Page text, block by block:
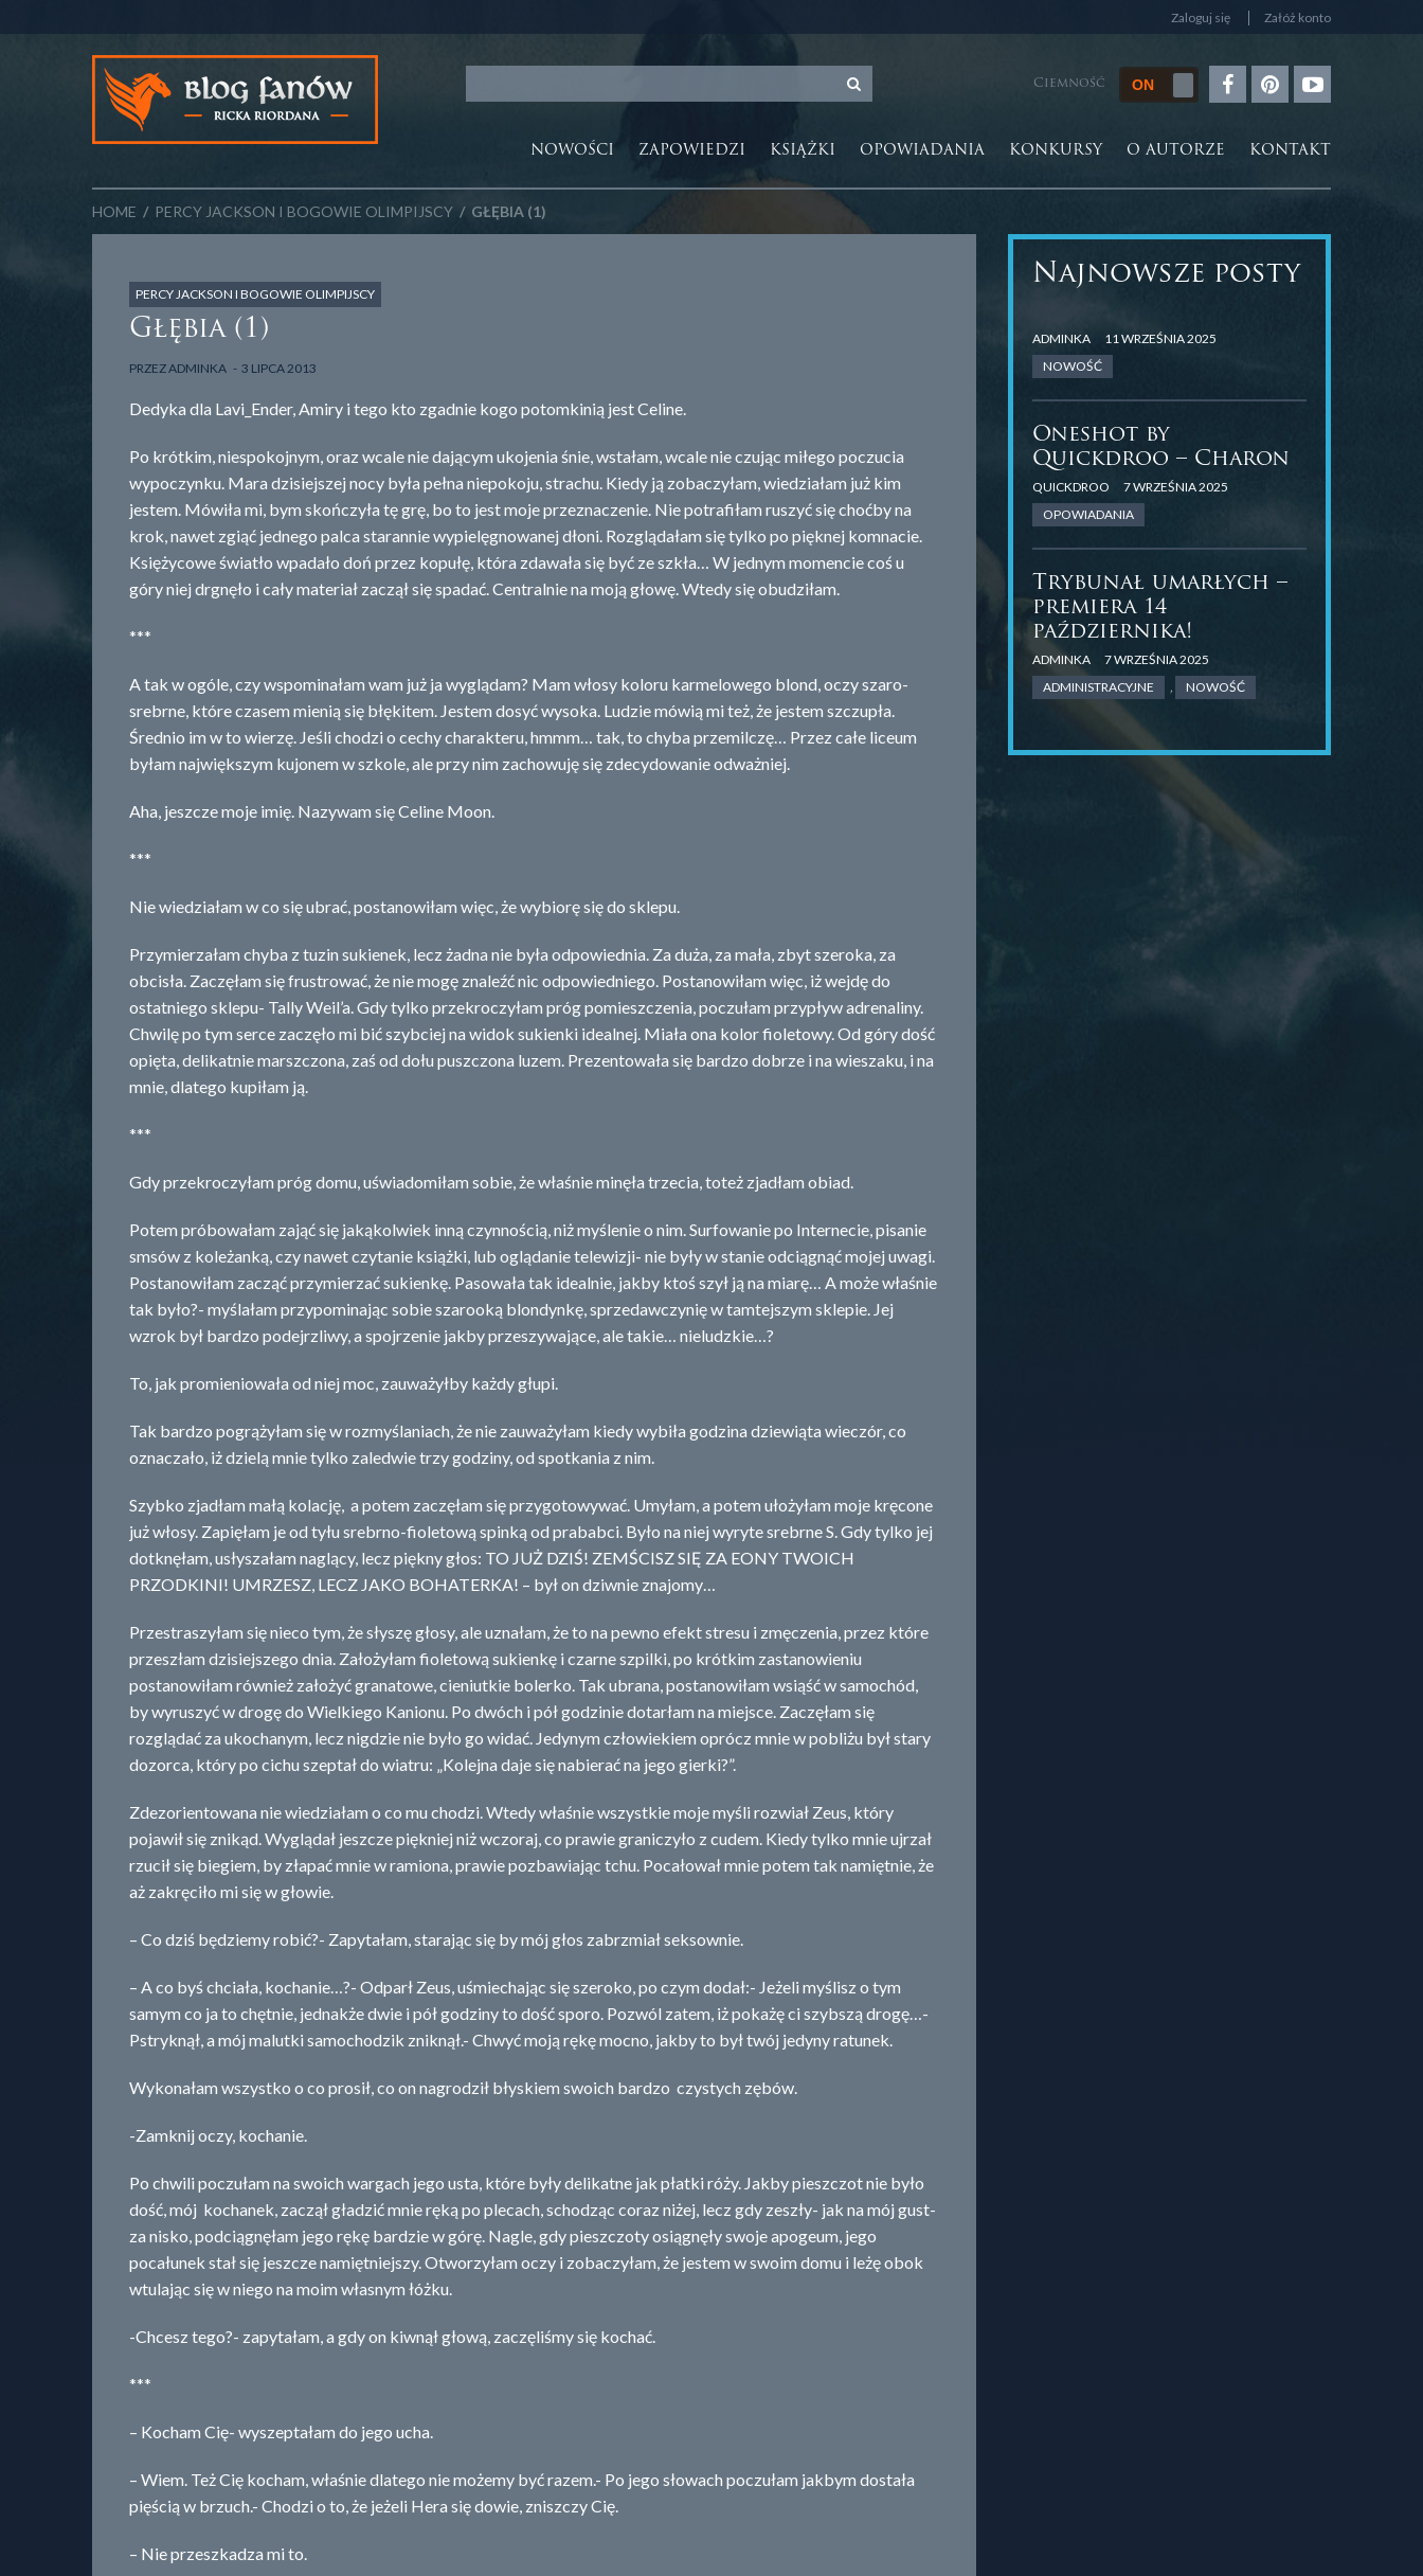
Zaloguj się Załóż konto
Ciemność
NOWOŚCI ZAPOWIEDZI KSIĄŻKI OPOWIADANIA KONKURSY O AUTORZE KONTAKT
HOME / PERCY JACKSON I BOGOWIE OLIMPIJSCY / GŁĘBIA (1)
PERCY JACKSON I BOGOWIE OLIMPIJSCY
Głębia (1)
PRZEZADMINKA 3 LIPCA 2013
Dedyka dla Lavi_Ender, Amiry i tego kto zgadnie kogo potomkinią jest Celine.
Po krótkim, niespokojnym, oraz wcale nie dającym ukojenia śnie, wstałam, wcale nie czując miłego poczucia
wypoczynku. Mara dzisiejszej nocy była pełna niepokoju, strachu. Kiedy ją zobaczyłam, wiedziałam już kim
jestem. Mówiła mi, bym skończyła tę grę, bo to jest moje przeznaczenie. Nie potrafiłam ruszyć się choćby na
krok, nawet zgiąć jednego palca starannie wypielęgnowanej dłoni. Rozglądałam się tylko po pięknej komnacie.
Księżycowe światło wpadało doń przez kopułę, która zdawała się być ze szkła… W jednym momencie coś u
góry niej drgnęło i cały materiał zaczął się spadać. Centralnie na moją głowę. Wtedy się obudziłam.
***
A tak w ogóle, czy wspominałam wam już ja wyglądam? Mam włosy koloru karmelowego blond, oczy szaro-
srebrne, które czasem mienią się błękitem. Jestem dosyć wysoka. Ludzie mówią mi też, że jestem szczupła.
Średnio im w to wierzę. Jeśli chodzi o cechy charakteru, hmmm… tak, to chyba przemilczę… Przez całe liceum
byłam największym kujonem w szkole, ale przy nim zachowuję się zdecydowanie odważniej.
Aha, jeszcze moje imię. Nazywam się Celine Moon.
***
Nie wiedziałam w co się ubrać, postanowiłam więc, że wybiorę się do sklepu.
Przymierzałam chyba z tuzin sukienek, lecz żadna nie była odpowiednia. Za duża, za mała, zbyt szeroka, za
obcisła. Zaczęłam się frustrować, że nie mogę znaleźć nic odpowiedniego. Postanowiłam więc, iż wejdę do
ostatniego sklepu- Tally Weil’a. Gdy tylko przekroczyłam próg pomieszczenia, poczułam przypływ adrenaliny.
Chwilę po tym serce zaczęło mi bić szybciej na widok sukienki idealnej. Miała ona kolor fioletowy. Od góry dość
opięta, delikatnie marszczona, zaś od dołu puszczona luzem. Prezentowała się bardzo dobrze i na wieszaku, i na
mnie, dlatego kupiłam ją.
***
Gdy przekroczyłam próg domu, uświadomiłam sobie, że właśnie minęła trzecia, toteż zjadłam obiad.
Potem próbowałam zająć się jakąkolwiek inną czynnością, niż myślenie o nim. Surfowanie po Internecie, pisanie
smsów z koleżanką, czy nawet czytanie książki, lub oglądanie telewizji- nie były w stanie odciągnąć mojej uwagi.
Postanowiłam zacząć przymierzać sukienkę. Pasowała tak idealnie, jakby ktoś szył ją na miarę… A może właśnie
tak było?- myślałam przypominając sobie szarooką blondynkę, sprzedawczynię w tamtejszym sklepie. Jej
wzrok był bardzo podejrzliwy, a spojrzenie jakby przeszywające, ale takie… nieludzkie…?
To, jak promieniowała od niej moc, zauważyłby każdy głupi.
Tak bardzo pogrążyłam się w rozmyślaniach, że nie zauważyłam kiedy wybiła godzina dziewiąta wieczór, co
oznaczało, iż dzielą mnie tylko zaledwie trzy godziny, od spotkania z nim.
Szybko zjadłam małą kolację, a potem zaczęłam się przygotowywać. Umyłam, a potem ułożyłam moje kręcone
już włosy. Zapięłam je od tyłu srebrno-fioletową spinką od prababci. Było na niej wyryte srebrne S. Gdy tylko jej
dotknęłam, usłyszałam naglący, lecz piękny głos: TO JUŻ DZIŚ! ZEMŚCISZ SIĘ ZA EONY TWOICH
PRZODKINI! UMRZESZ, LECZ JAKO BOHATERKA! – był on dziwnie znajomy…
Przestraszyłam się nieco tym, że słyszę głosy, ale uznałam, że to na pewno efekt stresu i zmęczenia, przez które
przeszłam dzisiejszego dnia. Założyłam fioletową sukienkę i czarne szpilki, po krótkim zastanowieniu
postanowiłam również założyć granatowe, cieniutkie bolerko. Tak ubrana, postanowiłam wsiąść w samochód,
by wyruszyć w drogę do Wielkiego Kanionu. Po dwóch i pół godzinie dotarłam na miejsce. Zaczęłam się
rozglądać za ukochanym, lecz nigdzie nie było go widać. Jedynym człowiekiem oprócz mnie w pobliżu był stary
dozorca, który po cichu szeptał do wiatru: „Kolejna daje się nabierać na jego gierki?”.
Zdezorientowana nie wiedziałam o co mu chodzi. Wtedy właśnie wszystkie moje myśli rozwiał Zeus, który
pojawił się znikąd. Wyglądał jeszcze piękniej niż wczoraj, co prawie graniczyło z cudem. Kiedy tylko mnie ujrzał
rzucił się biegiem, by złapać mnie w ramiona, prawie pozbawiając tchu. Pocałował mnie potem tak namiętnie, że
aż zakręciło mi się w głowie.
– Co dziś będziemy robić?- Zapytałam, starając się by mój głos zabrzmiał seksownie.
– A co byś chciała, kochanie…?- Odparł Zeus, uśmiechając się szeroko, po czym dodał:- Jeżeli myślisz o tym
samym co ja to chętnie, jednakże dwie i pół godziny to dość sporo. Pozwól zatem, iż pokażę ci szybszą drogę…-
Pstryknął, a mój malutki samochodzik zniknął.- Chwyć moją rękę mocno, jakby to był twój jedyny ratunek.
Wykonałam wszystko o co prosił, co on nagrodził błyskiem swoich bardzo czystych zębów.
-Zamknij oczy, kochanie.
Po chwili poczułam na swoich wargach jego usta, które były delikatne jak płatki róży. Jakby pieszczot nie było
dość, mój kochanek, zaczął gładzić mnie ręką po plecach, schodząc coraz niżej, lecz gdy zeszły- jak na mój gust-
za nisko, podciągnęłam jego rękę bardzie w górę. Nagle, gdy pieszczoty osiągnęły swoje apogeum, jego
pocałunek stał się jeszcze namiętniejszy. Otworzyłam oczy i zobaczyłam, że jestem w swoim domu i leżę obok
wtulając się w niego na moim własnym łóżku.
-Chcesz tego?- zapytałam, a gdy on kiwnął głową, zaczęliśmy się kochać.
***
– Kocham Cię- wyszeptałam do jego ucha.
– Wiem. Też Cię kocham, właśnie dlatego nie możemy być razem.- Po jego słowach poczułam jakbym dostała
pięścią w brzuch.- Chodzi o to, że jeżeli Hera się dowie, zniszczy Cię.
– Nie przeszkadza mi to.
Najnowsze posty
ADMINKA
11 WRZEŚNIA 2025
NOWOŚĆ
Oneshot by
Quickdroo – Charon
QUICKDROO
7 WRZEŚNIA 2025
OPOWIADANIA
Trybunał umarłych –
premiera 14
października!
ADMINKA
7 WRZEŚNIA 2025
ADMINISTRACYJNE
, NOWOŚĆ